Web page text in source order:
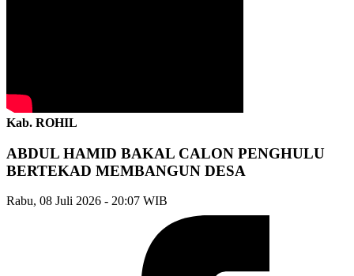
Kab. ROHIL
ABDUL HAMID BAKAL CALON PENGHULU
BERTEKAD MEMBANGUN DESA
Rabu, 08 Juli 2026 - 20:07 WIB